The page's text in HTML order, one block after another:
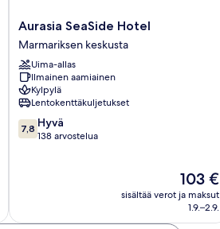
Aurasia
SeaSide
Hotel
Marmariksen
keskusta
Aurasia SeaSide Hotel
Marmariksen keskusta
Uima-allas
Ilmainen aamiainen
Kylpylä
Lentokenttäkuljetukset
7.8
kautta
7,8 Hyvä
138 arvostelua
Hinta
on
103 €
103 €
sisältää verot ja maksut
1.9.–2.9.